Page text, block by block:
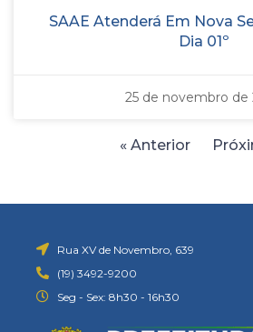
SAAE Atenderá Em Nova
Dia 01º
25 de novembro de
« Anterior
Rua XV de Novembro, 639
(19) 3492-9200
Seg - Sex: 8h30 - 16h30